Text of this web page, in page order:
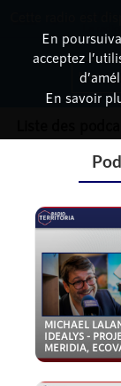
MICHAEL
IDEALYS -
MERIDIA,
En
acceptez
En savoir
Non